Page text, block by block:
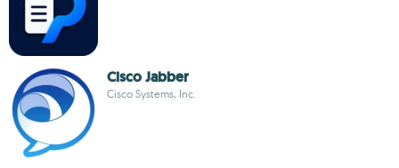
Cisco Jabber
Cisco Systems, Inc.